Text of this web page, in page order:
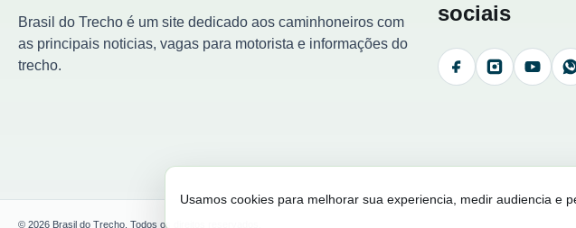
Brasil do Trecho é um site dedicado aos caminhoneiros com
as principais noticias, vagas para motorista e informações do
trecho.
sociais
FacebookInstagram
© 2026 Brasil do Trecho. Todos os direitos reservados.
Usamos cookies para melhorar sua experiencia, medir audiencia e